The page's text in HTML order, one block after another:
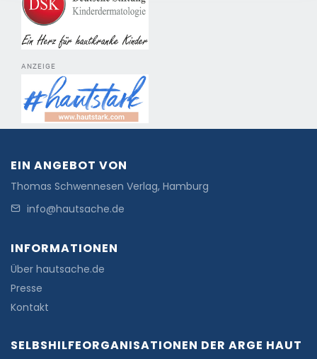
ANZEIGE
EIN ANGEBOT VON
Thomas Schwennesen Verlag, Hamburg
info@hautsache.de
INFORMATIONEN
Über hautsache.de
Presse
Kontakt
SELBSHILFEORGANISATIONEN DER ARGE HAUT